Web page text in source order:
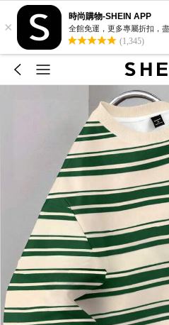
×
時尚購物-SHEIN APP
全館免運，更多專屬折扣，
(1,345)